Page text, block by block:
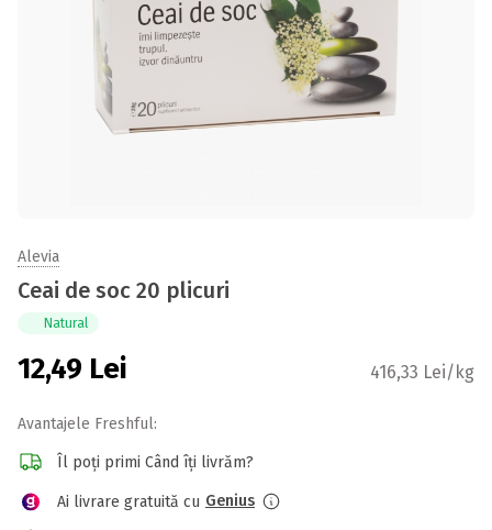
Alevia
Ceai de soc 20 plicuri
Natural
12,49 Lei 416,33 Lei/kg
Avantajele Freshful:
Îl poți primi Când îți livrăm?
Ai livrare gratuită cu Genius